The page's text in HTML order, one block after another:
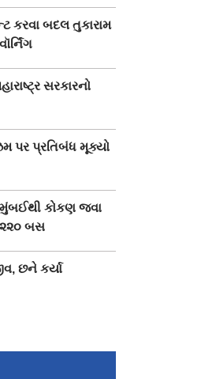
કરવા બદલ તુકારામ
સરકારનો
પર પ્રતિબંધ મૂક્યો
કોકણ જવા
બસ
છને કર્યા